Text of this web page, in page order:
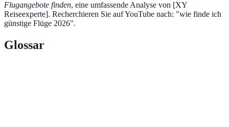
Flugangebote finden, eine umfassende Analyse von [XY
Reiseexperte]. Recherchieren Sie auf YouTube nach: "wie finde ich
günstige Flüge 2026".
Glossar